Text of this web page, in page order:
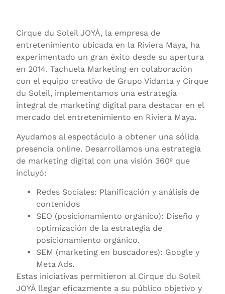
Cirque du Soleil JOYÀ, la empresa de
entretenimiento ubicada en la Riviera Maya, ha
experimentado un gran éxito desde su apertura
en 2014. Tachuela Marketing en colaboración
con el equipo creativo de Grupo Vidanta y Cirque
du Soleil, implementamos una estrategia
integral de marketing digital para destacar en el
mercado del entretenimiento en Riviera Maya.
Ayudamos al espectáculo a obtener una sólida
presencia online. Desarrollamos una estrategia
de marketing digital con una visión 360º que
incluyó:
Redes Sociales: Planificación y análisis de
contenidos
SEO (posicionamiento orgánico): Diseño y
optimización de la estrategia de
posicionamiento orgánico.
SEM (marketing en buscadores): Google y
Meta Ads.
Estas iniciativas permitieron al Cirque du Soleil
JOYÀ llegar eficazmente a su público objetivo y